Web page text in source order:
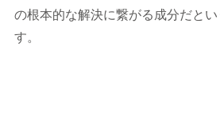
の根本的な解決に繋がる成分だとい
す。